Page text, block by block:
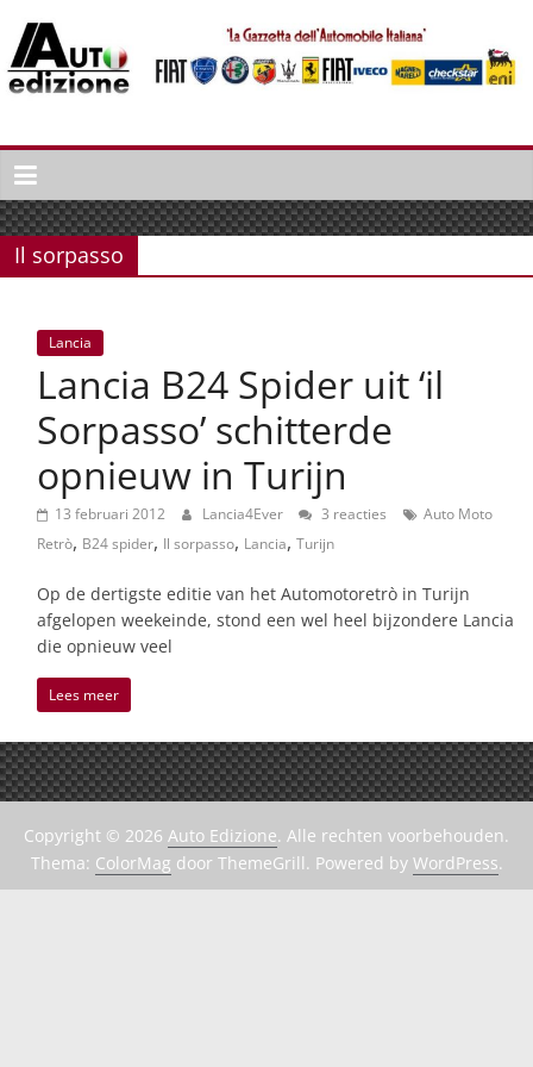
naar
inhoud
Auto
Edizione
La
Gazetta
dell'Automobile
Italiaans
autonieuws
lifestyle
Il sorpasso
Lancia
Lancia B24 Spider uit ‘il
Sorpasso’ schitterde
opnieuw in Turijn
13 februari 2012 Lancia4Ever 3 reacties
Auto Moto
Retrò, B24 spider, Il sorpasso, Lancia, Turijn
Op de dertigste editie van het Automotoretrò in Turijn
afgelopen weekeinde, stond een wel heel bijzondere Lancia
die opnieuw veel
Lees meer
Copyright © 2026 Auto Edizione. Alle rechten voorbehouden.
Thema: ColorMag door ThemeGrill. Powered by WordPress.